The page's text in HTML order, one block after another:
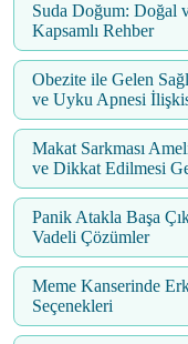
Suda Doğum: Doğal
Kapsamlı Rehber
Obezite ile Gelen
ve Uyku Apnesi
Makat Sarkması
ve Dikkat Edilmesi
Panik Atakla Başa
Vadeli Çözümler
Meme Kanserinde
Seçenekleri